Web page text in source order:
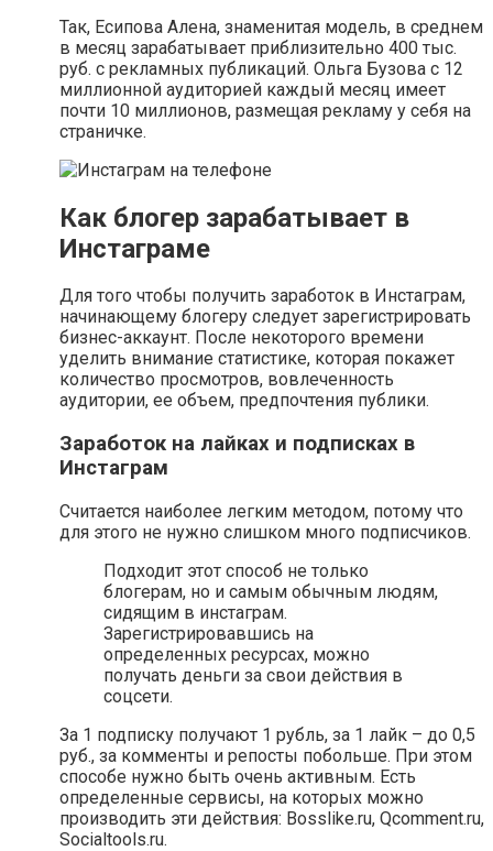
Так, Есипова Алена, знаменитая модель, в среднем
в месяц зарабатывает приблизительно 400 тыс.
руб. с рекламных публикаций. Ольга Бузова с 12
миллионной аудиторией каждый месяц имеет
почти 10 миллионов, размещая рекламу у себя на
страничке.
Как блогер зарабатывает в
Инстаграме
Для того чтобы получить заработок в Инстаграм,
начинающему блогеру следует зарегистрировать
бизнес-аккаунт. После некоторого времени
уделить внимание статистике, которая покажет
количество просмотров, вовлеченность
аудитории, ее объем, предпочтения публики.
Заработок на лайках и подписках в
Инстаграм
Считается наиболее легким методом, потому что
для этого не нужно слишком много подписчиков.
Подходит этот способ не только
блогерам, но и самым обычным людям,
сидящим в инстаграм.
Зарегистрировавшись на
определенных ресурсах, можно
получать деньги за свои действия в
соцсети.
За 1 подписку получают 1 рубль, за 1 лайк – до 0,5
руб., за комменты и репосты побольше. При этом
способе нужно быть очень активным. Есть
определенные сервисы, на которых можно
производить эти действия: Bosslike.ru, Qcomment.ru,
Socialtools.ru.